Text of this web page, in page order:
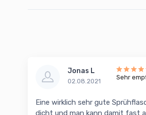
Jonas L
02.08.2021
Sehr
Eine wirklich sehr gute
dicht und man kann damit fast